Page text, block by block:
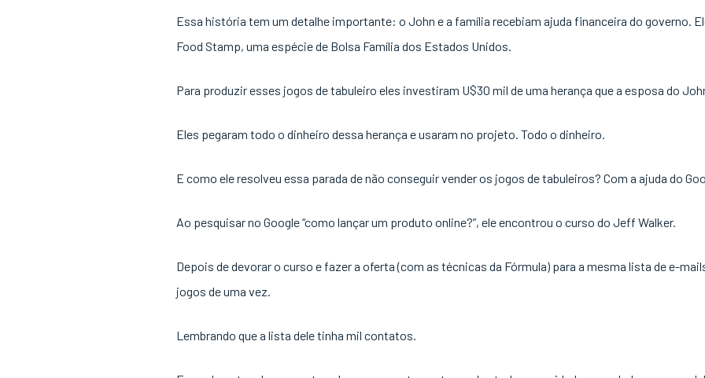
Essa história tem um detalhe importante: o John e a família recebiam ajuda financeira do governo.
Food Stamp, uma espécie de Bolsa Família dos Estados Unidos.
Para produzir esses jogos de tabuleiro eles investiram U$30 mil de uma herança que a esposa do
Eles pegaram todo o dinheiro dessa herança e usaram no projeto. Todo o dinheiro.
E como ele resolveu essa parada de não conseguir vender os jogos de tabuleiros? Com a ajuda do
Ao pesquisar no Google “como lançar um produto online?”, ele encontrou o curso do Jeff Walker.
Depois de devorar o curso e fazer a oferta (com as técnicas da Fórmula) para a mesma lista de e-
jogos de uma vez.
Lembrando que a lista dele tinha mil contatos.